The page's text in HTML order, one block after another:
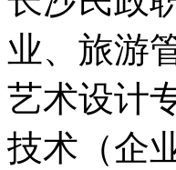
业、旅游
艺术设计
技术（企